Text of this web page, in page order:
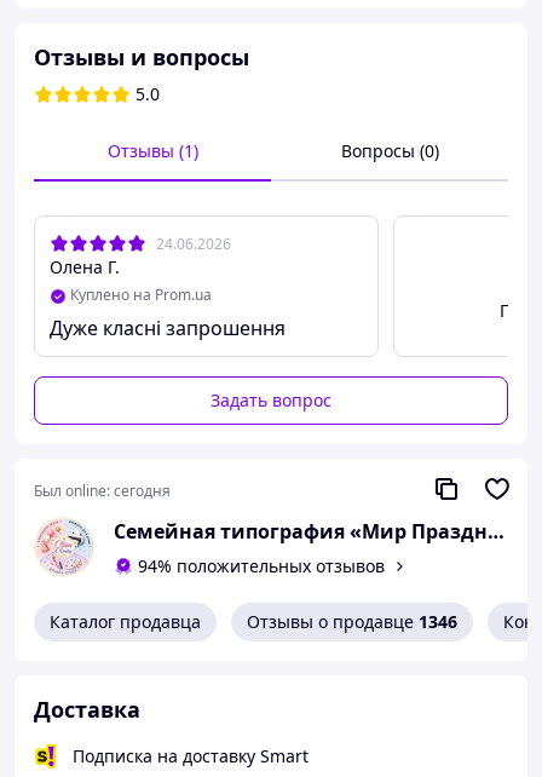
Наши менеджеры с радостью вам помогут и подскажут.
Подивитисьвсі "запрошення" на випускний.
Отзывы и вопросы
5.0
Отзывы (1) Вопросы (0)
24.06.2026
Олена Г.
Куплено на Prom.ua
Дуже класні запрошення
Задать вопрос
Был online:сегодня
Семейная типография «Мир Праздника» | Полиграфия, печать и индивидуальный дизайн
94% положительных отзывов
Каталог продавца Отзывы о продавце 1346
Доставка
Подписка на доставку Smart